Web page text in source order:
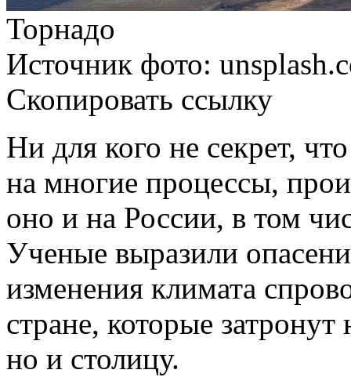
Торнадо
Источник фото:
Скопировать ссылку
Ни для кого не секрет,
на многие процессы,
оно и на России, в том
Ученые выразили
изменения климата
стране, которые
но и столицу.